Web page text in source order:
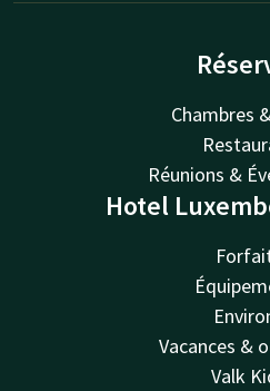
Chambres
Réunions &
Hotel
Vacances &
Valk